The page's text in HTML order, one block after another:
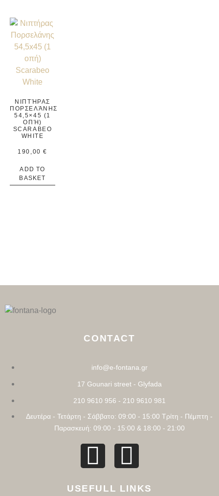
ΝΙΠΤΉΡΑΣ
ΠΟΡΣΕΛΆΝΗΣ
54,5×45 (1
ΟΠΉ)
SCARABEO
WHITE
190,00€
ADD TO
BASKET
CONTACT
info@e-fontana.gr
17 Gounari street - Glyfada
210 9610 956 - 210 9610 981
Δευτέρα - Τετάρτη - Σάββατο: 09:00 - 15:00 Τρίτη - Πέμπτη -
Παρασκευή: 09:00 - 15:00 & 18:00 - 21:00
USEFULL LINKS